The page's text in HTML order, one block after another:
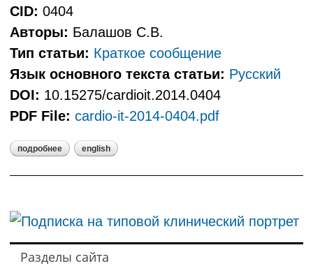
CID: 0404
Авторы: Балашов С.В.
Тип статьи: Краткое сообщение
Язык основного текста статьи: Русский
DOI: 10.15275/cardioit.2014.0404
PDF File: cardio-it-2014-0404.pdf
подробнеео типовые клинические портреты
положений о первичной
сосудистых заболеваний
english
Разделы сайта